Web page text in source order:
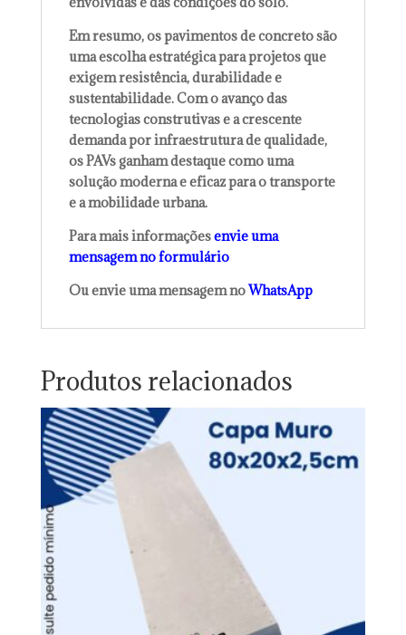
Em resumo, os pavimentos de concreto são
uma escolha estratégica para projetos que
exigem resistência, durabilidade e
sustentabilidade. Com o avanço das
tecnologias construtivas e a crescente
demanda por infraestrutura de qualidade,
os PAVs ganham destaque como uma
solução moderna e eficaz para o transporte
e a mobilidade urbana.
Para mais informaçõesenvie uma
mensagem no formulário
Ou envie uma mensagem noWhatsApp
Produtos relacionados